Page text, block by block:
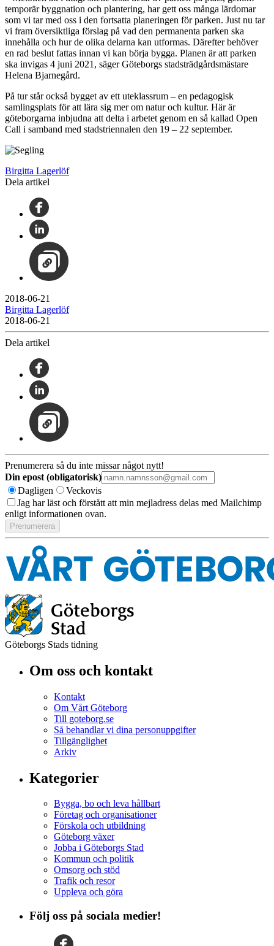
temporär byggnation och plantering, har gett oss många lärdomar
som vi tar med oss i den fortsatta planeringen för parken. Just nu tar
vi fram översiktliga förslag på vad den permanenta parken ska
innehålla och hur de olika delarna kan utformas. Därefter behöver
en rad beslut fattas innan vi kan börja bygga. Planen är att parken
ska invigas 4 juni 2021, säger Göteborgs stadsträdgårdsmästare
Helena Bjarnegård.
På tur står också bygget av ett uteklassrum – en pedagogisk
samlingsplats för att lära sig mer om natur och kultur. Här är
göteborgarna inbjudna att delta i arbetet genom en så kallad Open
Call i samband med stadstriennalen den 19 – 22 september.
Birgitta Lagerlöf
Dela artikel
2018-06-21
Birgitta Lagerlöf
2018-06-21
Dela artikel
Prenumerera så du inte missar något nytt!
Din epost (obligatorisk)
Dagligen
Veckovis
Jag har läst och förstått att min mejladress delas med Mailchimp
enligt informationen ovan.
Göteborgs Stads tidning
Om oss och kontakt
Kontakt
Om Vårt Göteborg
Till goteborg.se
Så behandlar vi dina personuppgifter
Tillgänglighet
Arkiv
Kategorier
Bygga, bo och leva hållbart
Företag och organisationer
Förskola och utbildning
Göteborg växer
Jobba i Göteborgs Stad
Kommun och politik
Omsorg och stöd
Trafik och resor
Uppleva och göra
Följ oss på sociala medier!